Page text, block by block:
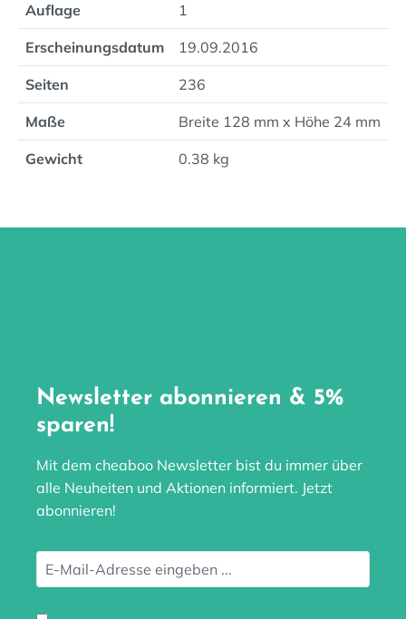
Auflage 1
Erscheinungsdatum 19.09.2016
Seiten 236
Maße Breite 128 mm x Höhe 24 mm
Gewicht 0.38 kg
Newsletter abonnieren & 5%
sparen!
Mit dem cheaboo Newsletter bist du immer über
alle Neuheiten und Aktionen informiert. Jetzt
abonnieren!